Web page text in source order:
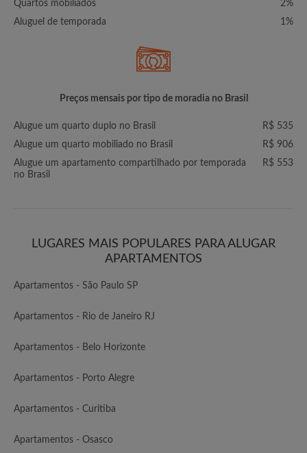
Quartos mobiliados
2%
Aluguel de temporada
1%
Preços mensais por tipo de moradia no Brasil
Alugue um quarto duplo no Brasil
R$ 535
Alugue um quarto mobiliado no Brasil
R$ 906
Alugue um apartamento compartilhado por temporada
no Brasil
R$ 553
LUGARES MAIS POPULARES PARA ALUGAR
APARTAMENTOS
Apartamentos - São Paulo SP
Apartamentos - Rio de Janeiro RJ
Apartamentos - Belo Horizonte
Apartamentos - Porto Alegre
Apartamentos - Curitiba
Apartamentos - Osasco